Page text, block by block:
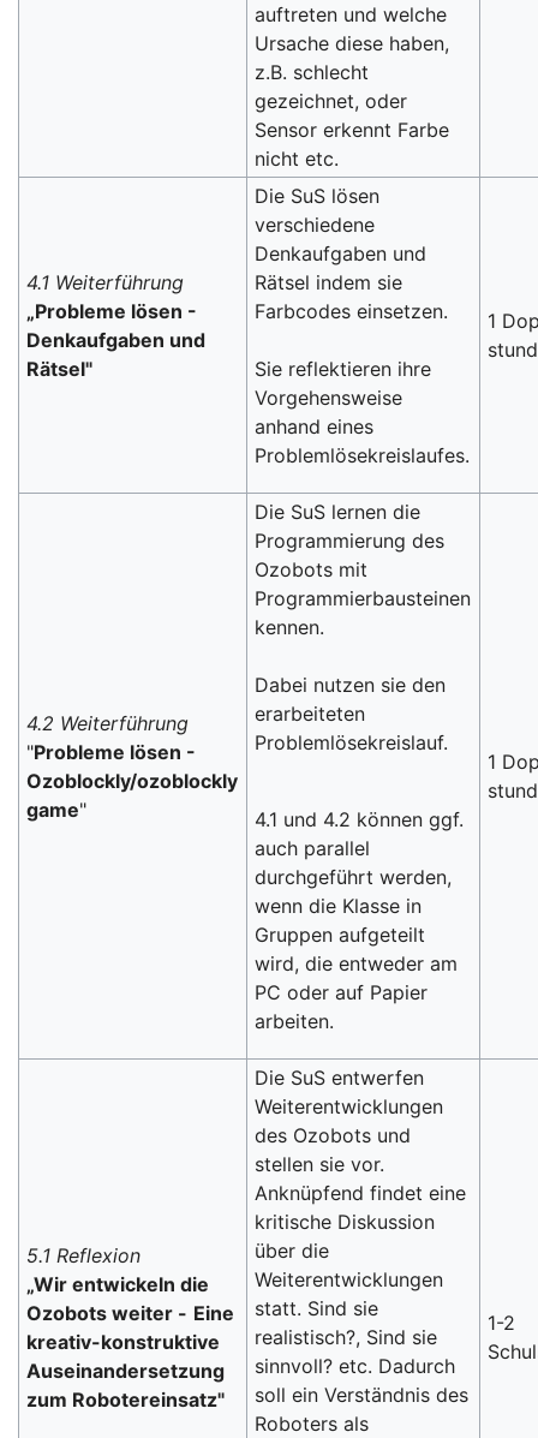
auftreten und welche
Ursache diese haben,
z.B. schlecht
gezeichnet, oder
Sensor erkennt Farbe
nicht etc.
4.1 Weiterführung
„Probleme lösen -
Denkaufgaben und
Rätsel"
Die SuS lösen
verschiedene
Denkaufgaben und
Rätsel indem sie
Farbcodes einsetzen.
Sie reflektieren ihre
Vorgehensweise
anhand eines
Problemlösekreislaufes.
1
4.2 Weiterführung
"Probleme lösen -
Ozoblockly/ozoblockly
game"
Die SuS lernen die
Programmierung des
Ozobots mit
Programmierbausteinen
kennen.
Dabei nutzen sie den
erarbeiteten
Problemlösekreislauf.
4.1 und 4.2 können ggf.
auch parallel
durchgeführt werden,
wenn die Klasse in
Gruppen aufgeteilt
wird, die entweder am
PC oder auf Papier
arbeiten.
1
5.1 Reflexion
„Wir entwickeln die
Ozobots weiter - Eine
kreativ-konstruktive
Auseinandersetzung
zum Robotereinsatz"
Die SuS entwerfen
Weiterentwicklungen
des Ozobots und
stellen sie vor.
Anknüpfend findet eine
kritische Diskussion
über die
Weiterentwicklungen
statt. Sind sie
realistisch?, Sind sie
sinnvoll? etc. Dadurch
soll ein Verständnis des
Roboters als
1-2